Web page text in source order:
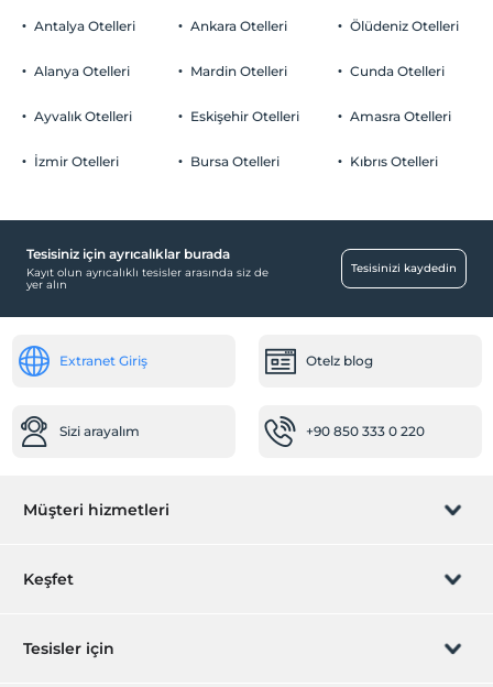
Antalya Otelleri
Alanya Otelleri
Ayvalık Otelleri
İzmir Otelleri
Ankara Otelleri
Mardin Otelleri
Eskişehir Otelleri
Bursa Otelleri
Ölüdeniz Otelleri
Cunda Otelleri
Amasra Otelleri
Kıbrıs Otelleri
Tesisiniz için ayrıcalıklar burada
Kayıt olun ayrıcalıklı tesisler arasında siz de
yer alın
Tesisinizi kaydedin
Extranet Giriş Otelz blog
Sizi arayalım +90 850 333 0 220
Müşteri hizmetleri
Rezervasyon yönet
Keşfet
Hediye Kart
Tesisler için